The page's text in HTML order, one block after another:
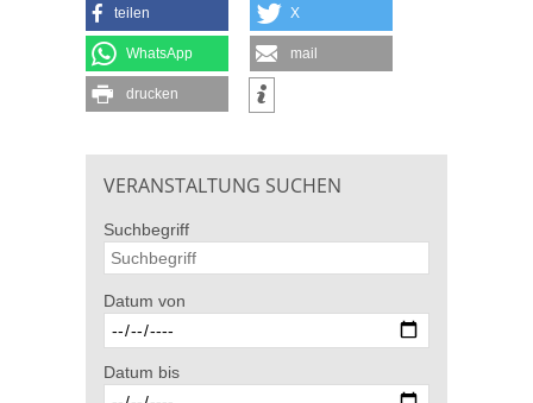
teilen X
WhatsApp mail
drucken
VERANSTALTUNG SUCHEN
Suchbegriff
Datum von
Datum bis